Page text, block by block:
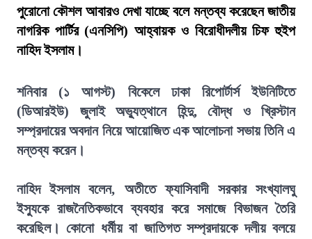
পুরোনো কৌশল আবারও দেখা যাচ্ছে বলে মন্তব্য করেছেন জাতীয়
নাগরিক পার্টির (এনসিপি) আহ্বায়ক ও বিরোধীদলীয় চিফ হুইপ
নাহিদ ইসলাম।
শনিবার (১ আগস্ট) বিকেলে ঢাকা রিপোর্টার্স ইউনিটিতে
(ডিআরইউ) জুলাই অভ্যুত্থানে হিন্দু, বৌদ্ধ ও খ্রিস্টান
সম্প্রদায়ের অবদান নিয়ে আয়োজিত এক আলোচনা সভায় তিনি এ
মন্তব্য করেন।
নাহিদ ইসলাম বলেন, অতীতে ফ্যাসিবাদী সরকার সংখ্যালঘু
ইস্যুকে রাজনৈতিকভাবে ব্যবহার করে সমাজে বিভাজন তৈরি
করেছিল। কোনো ধর্মীয় বা জাতিগত সম্প্রদায়কে দলীয় বলয়ে